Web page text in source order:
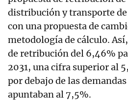
distribución y transporte
con una propuesta de
metodología de cálculo.
de retribución del 6,46%
2031, una cifra superior al
por debajo de las
apuntaban al 7,5%.